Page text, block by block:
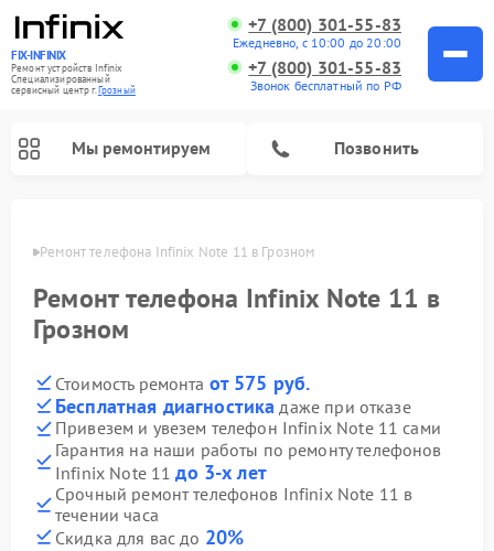
FIX-INFINIX
Ремонт устройств Infinix
Специализированный
cервисный центр г.Грозный
+7 (800) 301-55-83
Ежедневно, с 10:00 до 20:00
+7 (800) 301-55-83
Звонок бесплатный по РФ
Мы ремонтируем Позвонить
Ремонт телефона Infinix Note 11 в Грозном
Ремонт телефона Infinix Note 11 в
Грозном
Стоимость ремонта от 575 руб.
Бесплатная диагностика даже при отказе
Привезем и увезем телефон Infinix Note 11 сами
Гарантия на наши работы по ремонту телефонов
Infinix Note 11до 3-х лет
Срочный ремонт телефонов Infinix Note 11 в
течении часа
Скидка для вас до 20%